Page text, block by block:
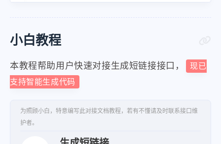
小白教程
本教程帮助用户快速对接生成短链接接口，
现已
支持智能生成代码
为照顾小白，特意编写此对接文档教程，若有不懂请及时联系接口维
护者。